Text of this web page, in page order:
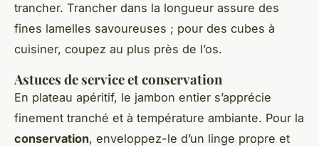
trancher. Trancher dans la longueur assure des
fines lamelles savoureuses ; pour des cubes à
cuisiner, coupez au plus près de l’os.
Astuces de service et conservation
En plateau apéritif, le jambon entier s’apprécie
finement tranché et à température ambiante. Pour la
conservation, enveloppez-le d’un linge propre et